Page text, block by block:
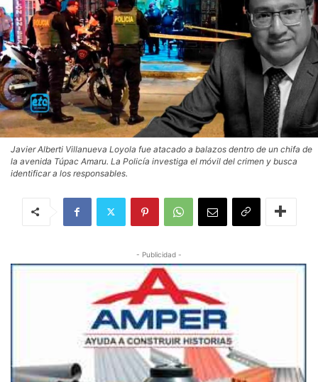
Javier Alberti Villanueva Loyola fue atacado a balazos dentro de un chifa de
la avenida Túpac Amaru. La Policía investiga el móvil del crimen y busca
identificar a los responsables.
- Publicidad -